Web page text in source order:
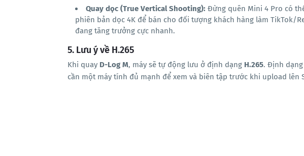
Quay dọc (True Vertical Shooting): Đừng quên Mini 4 Pro có
phiên bản dọc 4K để bán cho đối tượng khách hàng làm TikTok/
đang tăng trưởng cực nhanh.
5. Lưu ý về H.265
Khi quay D-Log M, máy sẽ tự động lưu ở định dạng H.265. Định
cần một máy tính đủ mạnh để xem và biên tập trước khi upload lên